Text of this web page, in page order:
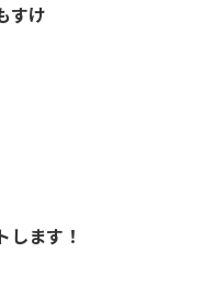
すけ
します！